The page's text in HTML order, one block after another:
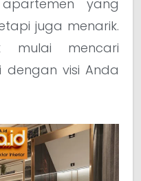
yang
juga menarik.
mulai mencari
dengan visi Anda